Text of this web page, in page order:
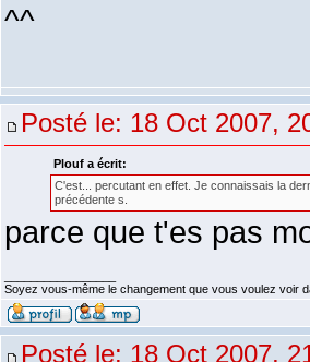
^^
Posté le: 18 Oct 2007,
Plouf a écrit:
C'est... percutant en effet. Je connaissais la
précédente s.
parce que t'es pas
Soyez vous-même le changement que vous voulez voir
Posté le: 18 Oct 2007,